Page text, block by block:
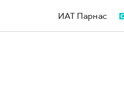
ИАТ Парнас